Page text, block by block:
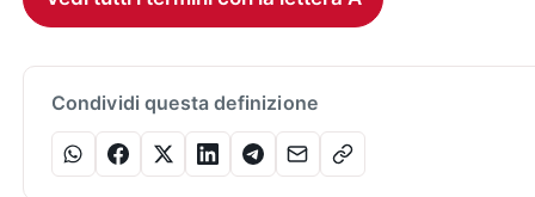
Condividi questa definizione